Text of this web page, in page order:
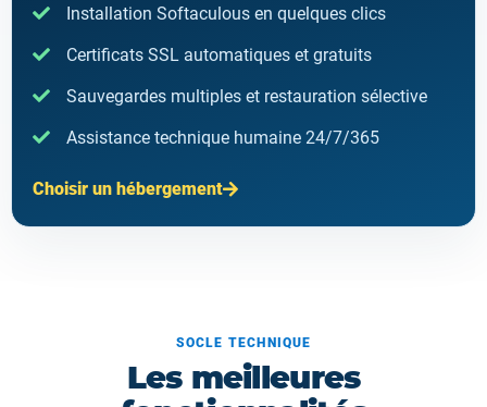
Installation Softaculous en quelques clics
Certificats SSL automatiques et gratuits
Sauvegardes multiples et restauration sélective
Assistance technique humaine 24/7/365
Choisir un hébergement
SOCLE TECHNIQUE
Les meilleures